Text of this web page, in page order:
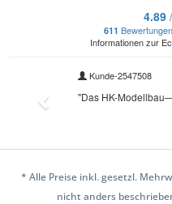
* Alle Preise inkl. gesetzl.
nicht anders